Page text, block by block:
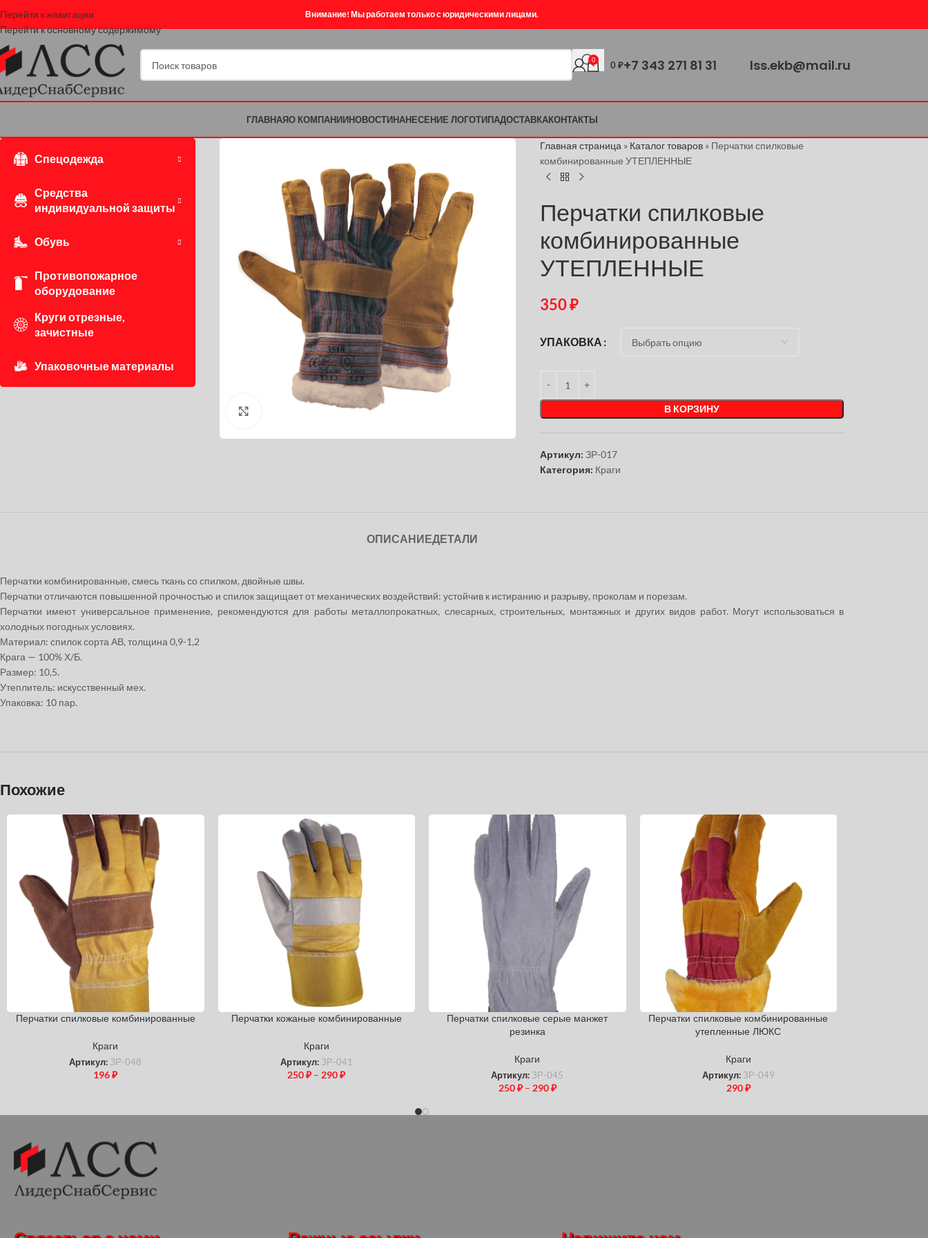
Перейти к навигации
Перейти к основному содержимому
Внимание! Мы работаем только с юридическими лицами.
0 0 ₽+7 343 271 81 31 lss.ekb@mail.ru
ГЛАВНАЯО КОМПАНИИНОВОСТИНАНЕСЕНИЕ ЛОГОТИПАДОСТАВКАКОНТАКТЫ
Спецодежда
Средства
индивидуальной защиты
Обувь
Противопожарное
оборудование
Круги отрезные,
зачистные
Упаковочные материалы
Нажмите, чтобы увеличить
Главная страница » Каталог товаров » Перчатки спилковые
комбинированные УТЕПЛЕННЫЕ
Перчатки спилковые
комбинированные
УТЕПЛЕННЫЕ
350₽
УПАКОВКА
В КОРЗИНУ
Артикул:ЗР-017
Категория: Краги
ОПИСАНИЕДЕТАЛИ
Перчатки комбинированные, смесь ткань со спилком, двойные швы.
Перчатки отличаются повышенной прочностью и спилок защищает от механических воздействий: устойчив к истиранию и разрыву, проколам и порезам.
Перчатки имеют универсальное применение, рекомендуются для работы металлопрокатных, слесарных, строительных, монтажных и других видов работ. Могут использоваться в
холодных погодных условиях.
Материал: спилок сорта АВ, толщина 0,9-1,2
Крага — 100% Х/Б.
Размер: 10,5.
Утеплитель: искусственный мех.
Упаковка: 10 пар.
Похожие
Перчатки спилковые комбинированные
Краги
Артикул: ЗР-048
196₽
Перчатки кожаные комбинированные
Краги
Артикул: ЗР-041
250₽ – 290₽
Перчатки спилковые серые манжет
резинка
Краги
Артикул: ЗР-045
250₽ – 290₽
Перчатки спилковые комбинированные
утепленные ЛЮКС
Краги
Артикул: ЗР-049
290₽